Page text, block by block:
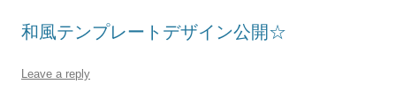
和風テンプレートデザイン公開☆
Leave a reply